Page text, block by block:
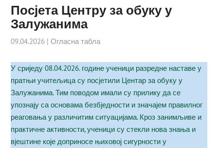
Посјета Центру за обуку у
Залужанима
09.04.2026 |Огласна табла
У сриједу 08.04.2026. године ученици разредне наставе у
пратњи учитељица су посјетили Центар за обуку у
Залужанима. Тим поводом имали су прилику да се
упознају са основама безбједности и значајем правилног
реаговања у различитим ситуацијама. Кроз занимљиве и
практичне активности, ученици су стекли нова знања и
вјештине које доприносе њиховој сигурности у